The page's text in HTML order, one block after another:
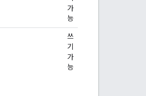
가
능
쓰
기
가
능